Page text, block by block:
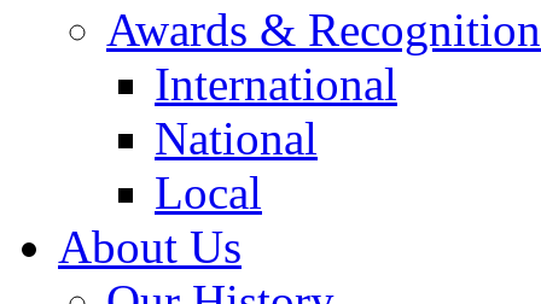
Awards &
International
National
Local
About Us